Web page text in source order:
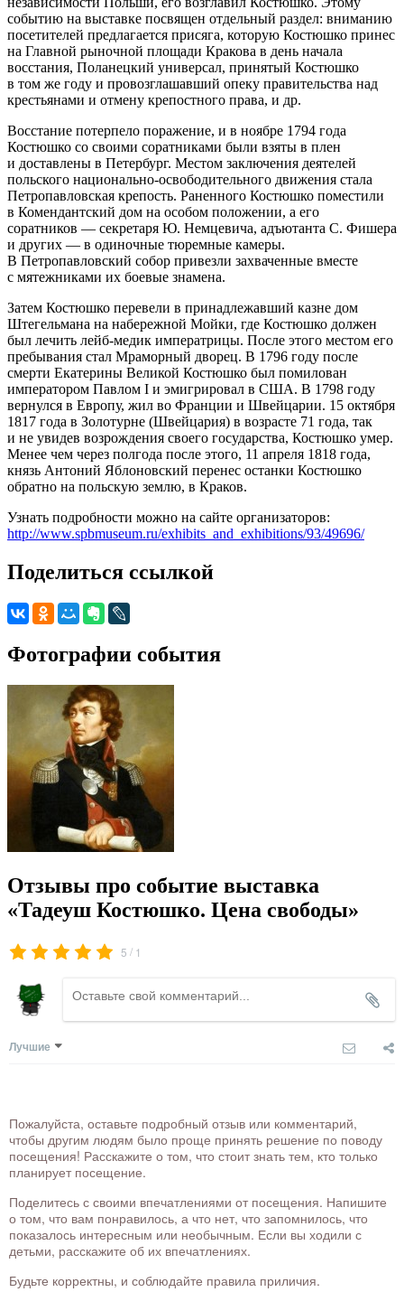
событию на выставке посвящен отдельный раздел: вниманию
посетителей предлагается присяга, которую Костюшко принес
на Главной рыночной площади Кракова в день начала
восстания, Поланецкий универсал, принятый Костюшко
в том же году и провозглашавший опеку правительства над
крестьянами и отмену крепостного права, и др.
Восстание потерпело поражение, и в ноябре 1794 года
Костюшко со своими соратниками были взяты в плен
и доставлены в Петербург. Местом заключения деятелей
польского национально-освободительного движения стала
Петропавловская крепость. Раненного Костюшко поместили
в Комендантский дом на особом положении, а его
соратников — секретаря Ю. Немцевича, адъютанта С. Фишера
и других — в одиночные тюремные камеры.
В Петропавловский собор привезли захваченные вместе
с мятежниками их боевые знамена.
Затем Костюшко перевели в принадлежавший казне дом
Штегельмана на набережной Мойки, где Костюшко должен
был лечить лейб-медик императрицы. После этого местом его
пребывания стал Мраморный дворец. В 1796 году после
смерти Екатерины Великой Костюшко был помилован
императором Павлом I и эмигрировал в США. В 1798 году
вернулся в Европу, жил во Франции и Швейцарии. 15 октября
1817 года в Золотурне (Швейцария) в возрасте 71 года, так
и не увидев возрождения своего государства, Костюшко умер.
Менее чем через полгода после этого, 11 апреля 1818 года,
князь Антоний Яблоновский перенес останки Костюшко
обратно на польскую землю, в Краков.
Узнать подробности можно на сайте организаторов:
http://www.spbmuseum.ru/exhibits_and_exhibitions/93/49696/
Поделиться ссылкой
Фотографии события
Отзывы про событие выставка
«Тадеуш Костюшко. Цена свободы»
5 / 1
Лучшие
Пожалуйста, оставьте подробный отзыв или комментарий,
чтобы другим людям было проще принять решение по поводу
посещения! Расскажите о том, что стоит знать тем, кто только
планирует посещение.
Поделитесь с своими впечатлениями от посещения. Напишите
о том, что вам понравилось, а что нет, что запомнилось, что
показалось интересным или необычным. Если вы ходили с
детьми, расскажите об их впечатлениях.
Будьте корректны, и соблюдайте правила приличия.